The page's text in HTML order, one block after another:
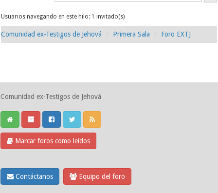
Usuarios navegando en este hilo: 1 invitado(s)
Comunidad ex-Testigos de Jehová Primera Sala Foro EXTJ
Comunidad ex-Testigos de Jehová
Marcar foros como leídos
Contáctanos Equipo del foro